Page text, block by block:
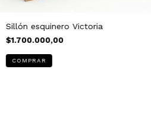
Sillón esquinero Victoria
$1.700.000,00